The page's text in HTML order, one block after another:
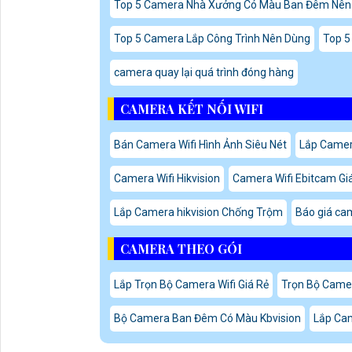
Hỗ trợ tìm kiếm video nhanh bằng AcuPick
Băng thông đầu vào lên đến 448Mbps
Giải mã đồng thời:
10 kênh 8MP
Hỗ trợ camera độ phân giải tối đa 32MP
Xuất hình ảnh HDMI chất lượng 8K
2 cổng HDMI và 2 cổng VGA
4 cổng SATA, hỗ trợ ổ cứng tối đa 20TB/ổ
Tương thích ONVIF và nhiều dòng camera IP khác
Quản lý qua điện thoại, web và phần mềm CMS